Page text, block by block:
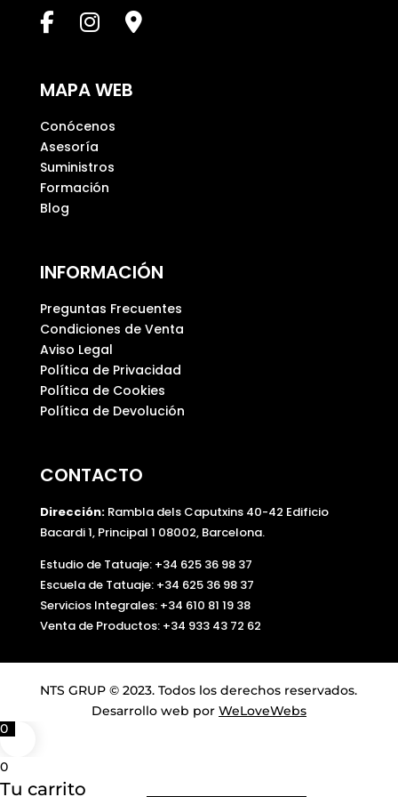
c
a
o
a
c
í
o
.
MAPA WEB
Conócenos
Asesoría
Suministros
Formación
Blog
INFORMACIÓN
Preguntas Frecuentes
Condiciones de Venta
Aviso Legal
Política de Privacidad
Política de Cookies
Política de Devolución
CONTACTO
Dirección:Rambla dels Caputxins 40-42 Edificio
Bacardi 1, Principal 1 08002, Barcelona.
Estudio de Tatuaje: +34 625 36 98 37
Escuela de Tatuaje: +34 625 36 98 37
Servicios Integrales: +34 610 81 19 38
Venta de Productos: +34 933 43 72 62
NTS GRUP © 2023. Todos los derechos reservados.
Desarrollo web por WeLoveWebs
0
0
Tu carrito